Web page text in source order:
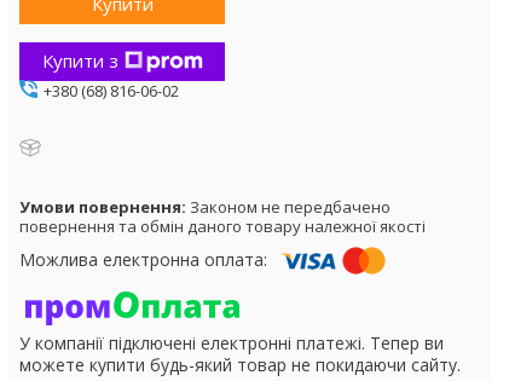
Купити з
+380 (68) 816-06-02
Законом не передбачено
повернення та обмін даного товару належної якості
У компанії підключені електронні платежі. Тепер ви
можете купити будь-який товар не покидаючи сайту.